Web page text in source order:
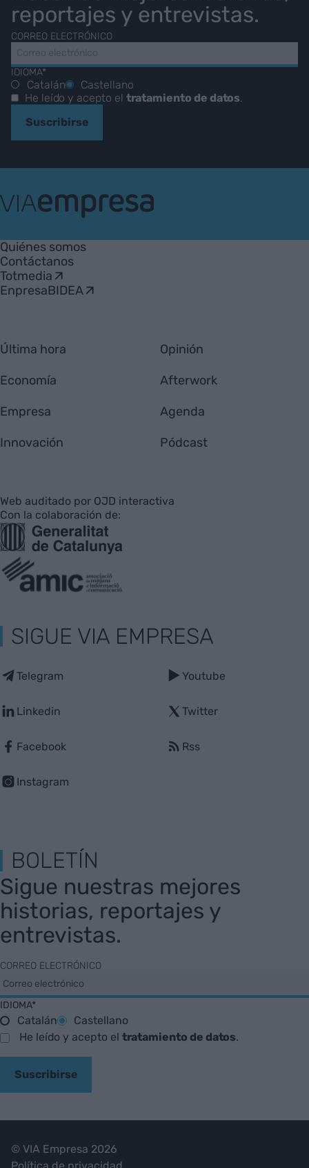
reportajes y entrevistas.
CORREO ELECTRÓNICO
IDIOMA*
Catalán
Castellano
He leído y acepto el tratamiento de datos
Suscribirse
Empresa
Quiénes somos
Contáctanos
Totmedia
EnpresaBIDEA
Última hora
Economía
Empresa
Innovación
Opinión
Afterwork
Agenda
Pódcast
Web auditado por OJD interactiva
Con la colaboración de:
SIGUE VIA EMPRESA
Telegram
Linkedin
Facebook
Instagram
Youtube
Twitter
Rss
BOLETÍN
Sigue nuestras mejores
historias, reportajes y
entrevistas.
CORREO ELECTRÓNICO
IDIOMA*
Catalán
Castellano
He leído y acepto el tratamiento de datos.
Suscribirse
© VIA Empresa 2026
Política de privacidad